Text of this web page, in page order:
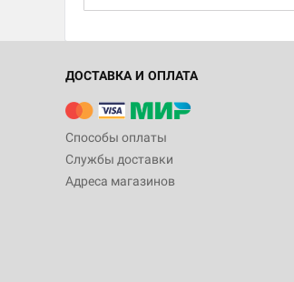
ДОСТАВКА И ОПЛАТА
Способы оплаты
Службы доставки
Адреса магазинов